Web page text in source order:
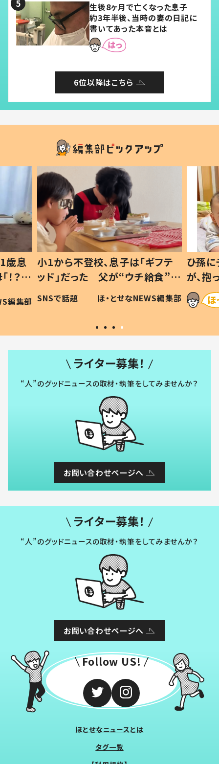
生後8ヶ月で亡くなった息子
約3年半後、当時の妻の日記に
書いてあった本音とは
6位以降はこちら
歳息
？」
編集部
小1から不登校、息子は「ギフテ
ッド」だった 父が“ウチ給食”を
作り続ける理由とは #令和の親
#令和の子
SNSで話題 ほ・とせなNEWS編集部
ひ孫
が、
「涙が
い」
ライター募集！
“人”のグッドニュースの取材・執筆をしてみませんか？
お問い合わせページへ
ライター募集！
“人”のグッドニュースの取材・執筆をしてみませんか？
お問い合わせページへ
Follow US!
ほとせなニュースとは
タグ一覧